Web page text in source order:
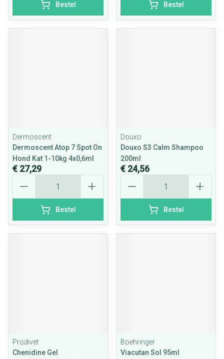
Bestel Bestel
Dermoscent
Dermoscent Atop 7 Spot On
Hond Kat 1-10kg 4x0,6ml
€ 27,29
Bestel
Douxo
Douxo S3 Calm Shampoo
200ml
€ 24,56
Bestel
Prodivet
Chenidine Gel
Boehringer
Viacutan Sol 95ml